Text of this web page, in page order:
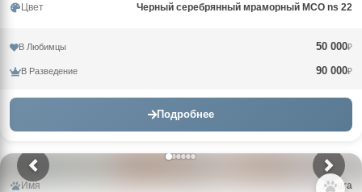
Цвет Черный серебрянный мраморный MCO ns 22
В Любимцы 50 000₽
В Разведение 90 000₽
Подробнее
Имя Arturа